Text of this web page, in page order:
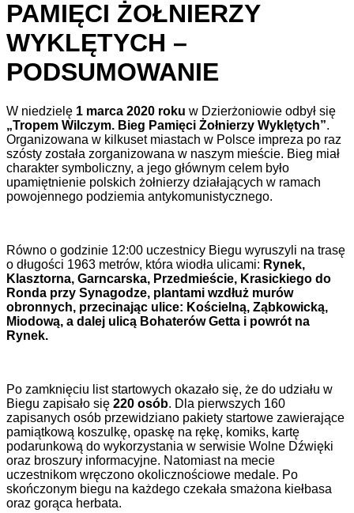
PAMIĘCI ŻOŁNIERZY
WYKLĘTYCH –
PODSUMOWANIE
W niedzielę 1 marca 2020 roku w Dzierżoniowie odbył się
„Tropem Wilczym. Bieg Pamięci Żołnierzy Wyklętych”.
Organizowana w kilkuset miastach w Polsce impreza po raz
szósty została zorganizowana w naszym mieście. Bieg miał
charakter symboliczny, a jego głównym celem było
upamiętnienie polskich żołnierzy działających w ramach
powojennego podziemia antykomunistycznego.
Równo o godzinie 12:00 uczestnicy Biegu wyruszyli na trasę
o długości 1963 metrów, która wiodła ulicami: Rynek,
Klasztorna, Garncarska, Przedmieście, Krasickiego do
Ronda przy Synagodze, plantami wzdłuż murów
obronnych, przecinając ulice: Kościelną, Ząbkowicką,
Miodową, a dalej ulicą Bohaterów Getta i powrót na
Rynek.
Po zamknięciu list startowych okazało się, że do udziału w
Biegu zapisało się 220 osób. Dla pierwszych 160
zapisanych osób przewidziano pakiety startowe zawierające
pamiątkową koszulkę, opaskę na rękę, komiks, kartę
podarunkową do wykorzystania w serwisie Wolne Dźwięki
oraz broszury informacyjne. Natomiast na mecie
uczestnikom wręczono okolicznościowe medale. Po
skończonym biegu na każdego czekała smażona kiełbasa
oraz gorąca herbata.